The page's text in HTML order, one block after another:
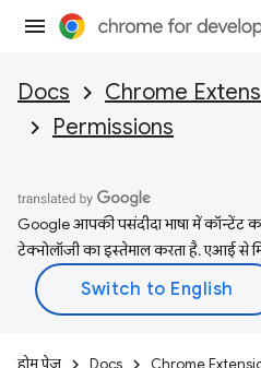
Docs Chrome
Permissions
Google आपकी पसंदीदा भाषा में कॉन्टेंट
टेक्नोलॉजी का इस्तेमाल करता है. एआई से
होम पेज Docs Chrome